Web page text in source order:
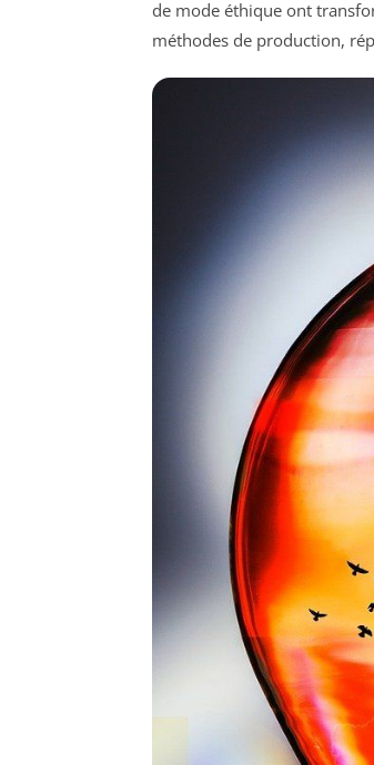
de mode éthique ont
méthodes de production,